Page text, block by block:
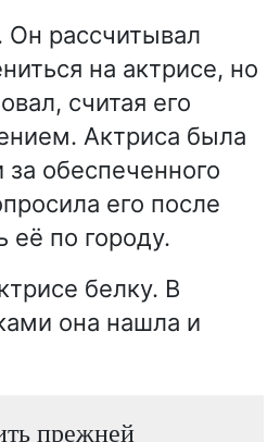
рассчитывал
на актрисе, но
считая его
Актриса была
обеспеченного
его после
её по городу.
белку. В
она нашла и
прежней